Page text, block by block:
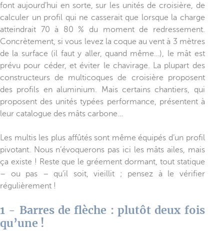
font aujourd’hui en sorte, sur les unités de croisière, de
calculer un profil qui ne casserait que lorsque la charge
atteindrait 70 à 80 % du moment de redressement.
Concrètement, si vous levez la coque au vent à 3 mètres
de la surface (il faut y aller, quand même…), le mât est
prévu pour céder, et éviter le chavirage. La plupart des
constructeurs de multicoques de croisière proposent
des profils en aluminium. Mais certains chantiers, qui
proposent des unités typées performance, présentent à
leur catalogue des mâts carbone…
Les multis les plus affûtés sont même équipés d’un profil
pivotant. Nous n’évoquerons pas ici les mâts ailes, mais
ça existe ! Reste que le gréement dormant, tout statique
– ou pas – qu’il soit, vieillit ; pensez à le vérifier
régulièrement !
1 - Barres de flèche : plutôt deux fois
qu’une !